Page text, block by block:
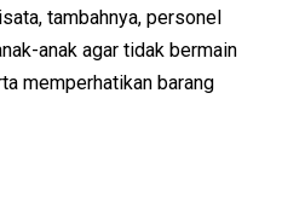
tambahnya, personel
anak agar tidak bermain
memperhatikan barang